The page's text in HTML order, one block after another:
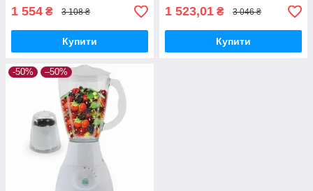
1 554 ₴ 3 108 ₴
Купити
1 523,01 ₴ 3 046 ₴
Купити
-50% –50%